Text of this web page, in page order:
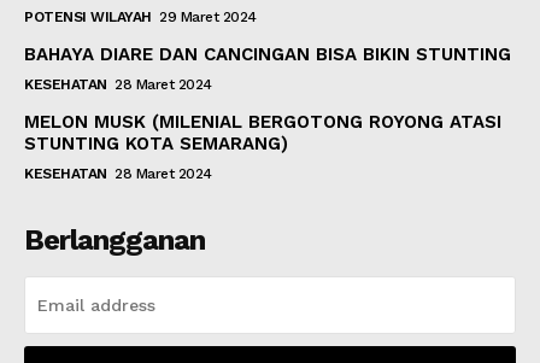
POTENSI WILAYAH 29 Maret 2024
BAHAYA DIARE DAN CANCINGAN BISA BIKIN STUNTING
KESEHATAN 28 Maret 2024
MELON MUSK (MILENIAL BERGOTONG ROYONG ATASI
STUNTING KOTA SEMARANG)
KESEHATAN 28 Maret 2024
Berlangganan